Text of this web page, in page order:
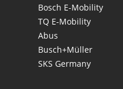
Bosch E-Mobility
TQ E-Mobility
Abus
Busch+Müller
SKS Germany